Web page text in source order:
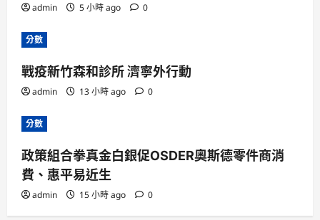
admin 5 小時 ago 0
分數
戰疫新竹森和診所 濟寧外行動
admin 13 小時 ago 0
分數
政策組合拳真金白銀促OSDER奧斯德零件商消
費、惠平易近生
admin 15 小時 ago 0